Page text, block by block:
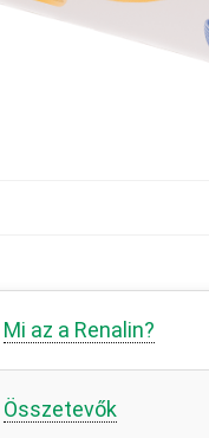
Mi az a Renalin?
Összetevők